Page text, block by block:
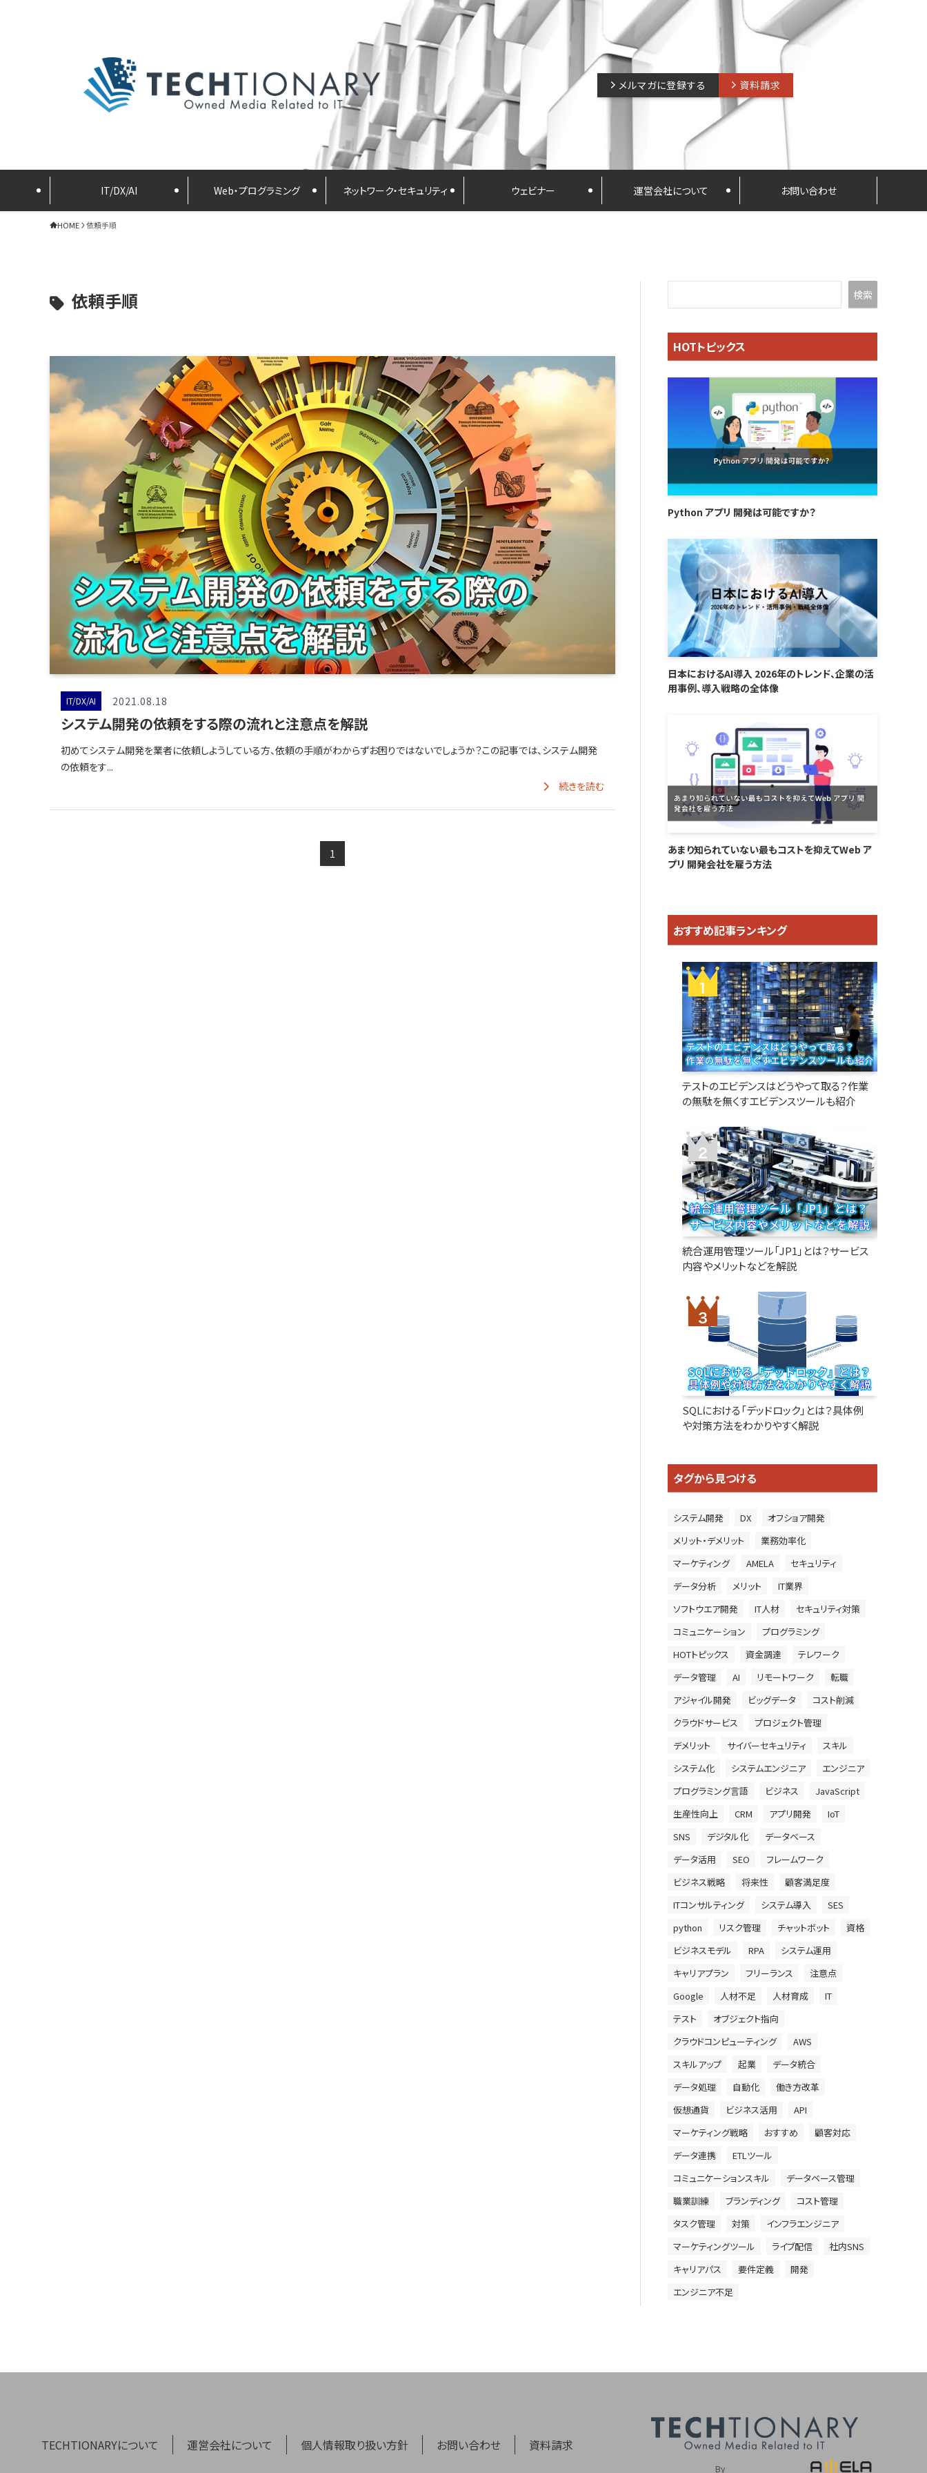
IT/DX/AI Web・プログラミング ネットワーク・セキュリティ ウェビナー 運営会社について お問い合わせ
メルマガに登録する 資料請求
HOME 依頼手順
依頼手順
IT/DX/AI 2021.08.18
システム開発の依頼をする際の流れと注意点を解説
初めてシステム開発を業者に依頼しようしている方、依頼の手順がわからずお困りではないでしょうか？この記事では、システム開発
の依頼をす...
続きを読む
1
検索
HOTトピックス
Python アプリ 開発は可能ですか？
日本におけるAI導入 2026年のトレンド、企業の活
用事例、導入戦略の全体像
あまり知られていない最もコストを抑えてWeb ア
プリ 開発会社を雇う方法
おすすめ記事ランキング
テストのエビデンスはどうやって取る？作業
の無駄を無くすエビデンスツールも紹介
統合運用管理ツール「JP1」とは？サービス
内容やメリットなどを解説
SQLにおける「デッドロック」とは？具体例
や対策方法をわかりやすく解説
タグから見つける
システム開発 DX
オフショア開発
メリット・デメリット
業務効率化
マーケティング
AMELA
セキュリティ
データ分析
メリット
IT業界
ソフトウエア開発
IT人材
セキュリティ対策
コミュニケーション
プログラミング
HOTトピックス
資金調達
テレワーク
データ管理
AI リモートワーク
転職
アジャイル開発
ビッグデータ
コスト削減
クラウドサービス
プロジェクト管理
デメリット
サイバーセキュリティ
スキル
システム化
システムエンジニア
エンジニア
プログラミング言語
ビジネス
JavaScript
生産性向上
CRM アプリ開発
IoT
SNS
デジタル化
データベース
データ活用
SEO
フレームワーク
ビジネス戦略
将来性
顧客満足度
ITコンサルティング
システム導入
SES
python
リスク管理 チャットボット
資格
ビジネスモデル
RPA
システム運用
キャリアプラン
フリーランス
注意点
Google
人材不足 人材育成
IT
テスト
オブジェクト指向
クラウドコンピューティング
AWS
スキルアップ
起業
データ統合
データ処理
自動化
働き方改革
仮想通貨
ビジネス活用
API
マーケティング戦略
おすすめ
顧客対応
データ連携
ETLツール
コミュニケーションスキル
データベース管理
職業訓練
ブランディング
コスト管理
タスク管理
対策
インフラエンジニア
マーケティングツール
ライブ配信
社内SNS
キャリアパス
要件定義
開発
エンジニア不足
TECHTIONARYについて 運営会社について 個人情報取り扱い方針 お問い合わせ 資料請求
By